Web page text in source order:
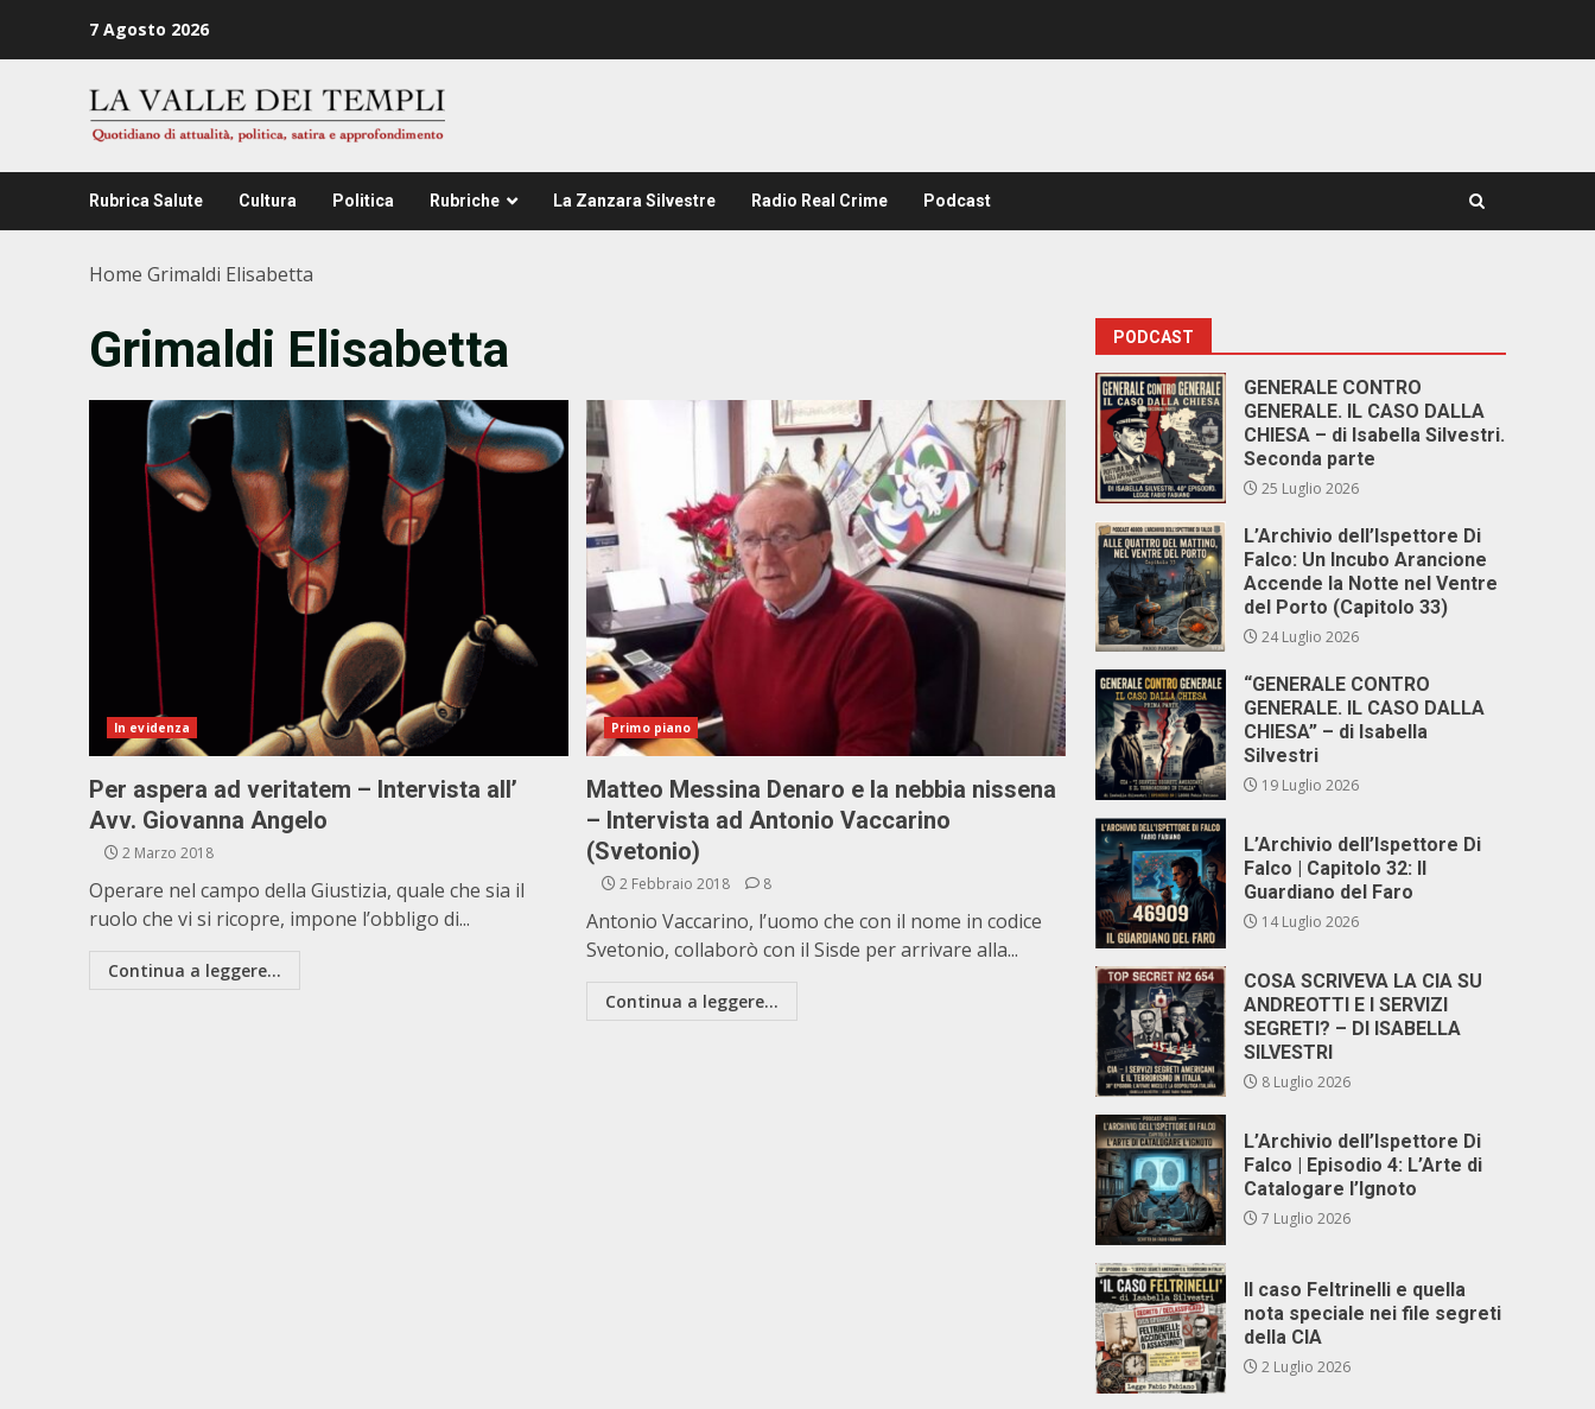
7 Agosto 2026
Rubrica Salute Cultura Politica Rubriche La Zanzara Silvestre Radio Real Crime Podcast
Home Grimaldi Elisabetta
Grimaldi Elisabetta
In evidenza
Per aspera ad veritatem – Intervista all’
Avv. Giovanna Angelo
2 Marzo 2018
Operare nel campo della Giustizia, quale che sia il
ruolo che vi si ricopre, impone l’obbligo di...
Continua a leggere...
Primo piano
Matteo Messina Denaro e la nebbia nissena
– Intervista ad Antonio Vaccarino
(Svetonio)
2 Febbraio 2018 8
Antonio Vaccarino, l’uomo che con il nome in codice
Svetonio, collaborò con il Sisde per arrivare alla...
Continua a leggere...
PODCAST
GENERALE CONTRO
GENERALE. IL CASO DALLA
CHIESA – di Isabella Silvestri.
Seconda parte
25 Luglio 2026
L’Archivio dell’Ispettore Di
Falco: Un Incubo Arancione
Accende la Notte nel Ventre
del Porto (Capitolo 33)
24 Luglio 2026
“GENERALE CONTRO
GENERALE. IL CASO DALLA
CHIESA” – di Isabella
Silvestri
19 Luglio 2026
L’Archivio dell’Ispettore Di
Falco | Capitolo 32: Il
Guardiano del Faro
14 Luglio 2026
COSA SCRIVEVA LA CIA SU
ANDREOTTI E I SERVIZI
SEGRETI? – DI ISABELLA
SILVESTRI
8 Luglio 2026
L’Archivio dell’Ispettore Di
Falco | Episodio 4: L’Arte di
Catalogare l’Ignoto
7 Luglio 2026
Il caso Feltrinelli e quella
nota speciale nei file segreti
della CIA
2 Luglio 2026